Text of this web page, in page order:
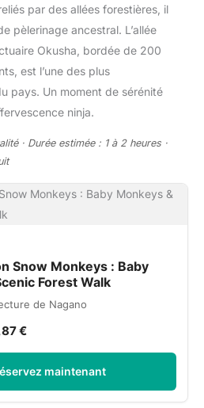
par des allées forestières, il
pèlerinage ancestral. L’allée
Okusha, bordée de 200
est l’une des plus
pays. Un moment de sérénité
ninja.
· Durée estimée : 1 à 2 heures ·
Snow Monkeys : Baby
Forest Walk
de Nagano
€
maintenant